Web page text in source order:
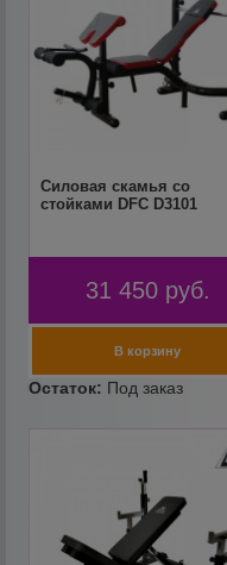
Силовая скамья со
стойками DFC D3101
31 450 руб.